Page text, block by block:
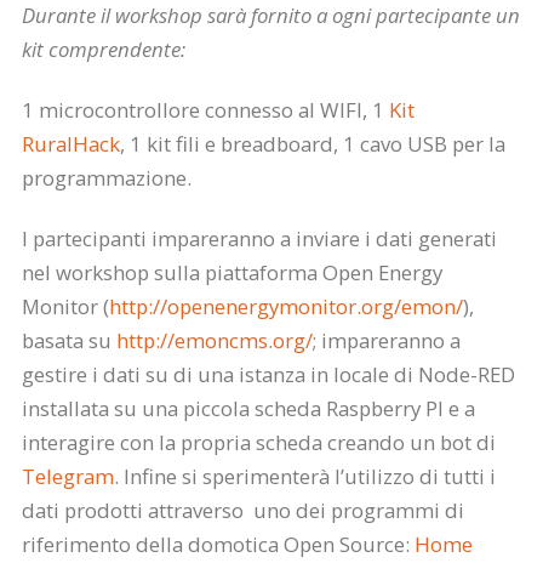
Durante il workshop sarà fornito a ogni partecipante un
kit comprendente:
1 microcontrollore connesso al WIFI, 1 Kit
RuralHack, 1 kit fili e breadboard, 1 cavo USB per la
programmazione.
I partecipanti impareranno a inviare i dati generati
nel workshop sulla piattaforma Open Energy
Monitor (http://openenergymonitor.org/emon/),
basata su http://emoncms.org/; impareranno a
gestire i dati su di una istanza in locale di Node-RED
installata su una piccola scheda Raspberry PI e a
interagire con la propria scheda creando un bot di
Telegram. Infine si sperimenterà l’utilizzo di tutti i
dati prodotti attraverso uno dei programmi di
riferimento della domotica Open Source: Home